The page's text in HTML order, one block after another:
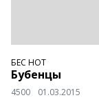
БЕС НОТ
Бубенцы
4500 01.03.2015